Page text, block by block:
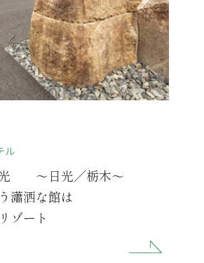
ル
光 ～日光／栃木～
瀟洒な館は
ゾート